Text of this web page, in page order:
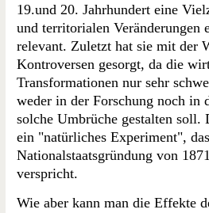
19.und 20. Jahrhundert eine
und territorialen Veränderungen
relevant. Zuletzt hat sie mit der
Kontroversen gesorgt, da die
Transformationen nur sehr
weder in der Forschung noch in
solche Umbrüche gestalten soll.
ein "natürliches Experiment",
Nationalstaatsgründung von
verspricht.
Wie aber kann man die Effekte